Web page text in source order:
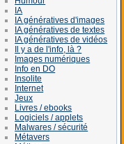
IA
IA génératives d'images
IA génératives de textes
IA génératives de vidéos
Il y a de l'info, là ?
Images numériques
Info en DO
Insolite
Internet
Jeux
Livres / ebooks
Logiciels / applets
Malwares / sécurité
Métavers